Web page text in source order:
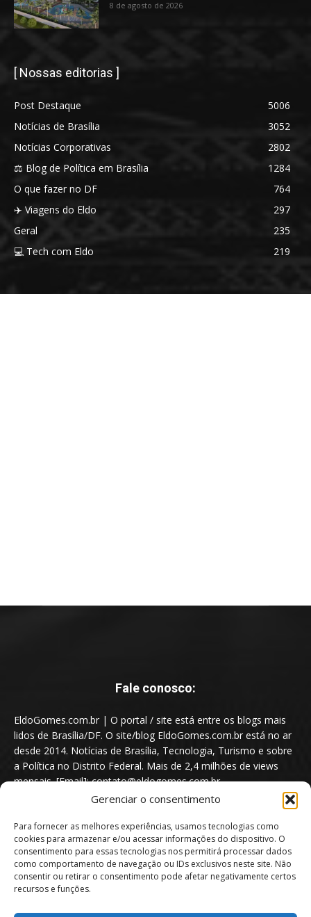
Gerenciar o consentimento
Para fornecer as melhores experiências, usamos tecnologias como
cookies para armazenar e/ou acessar informações do dispositivo. O
consentimento para essas tecnologias nos permitirá processar dados
como comportamento de navegação ou IDs exclusivos neste site. Não
consentir ou retirar o consentimento pode afetar negativamente certos
recursos e funções.
8 de agosto de 2026
[ Nossas editorias ]
Post Destaque
5006
Notícias de Brasília
3052
Notícias Corporativas
2802
⚖️ Blog de Política em Brasília
1284
O que fazer no DF
764
✈️ Viagens do Eldo
297
Geral
235
💻 Tech com Eldo
219
Fale conosco:
EldoGomes.com.br | O portal / site está entre os blogs mais
lidos de Brasília/DF. O site/blog EldoGomes.com.br está no ar
desde 2014. Notícias de Brasília, Tecnologia, Turismo e sobre
a Política no Distrito Federal. Mais de 2,4 milhões de views
mensais. [Email]: contato@eldogomes.com.br